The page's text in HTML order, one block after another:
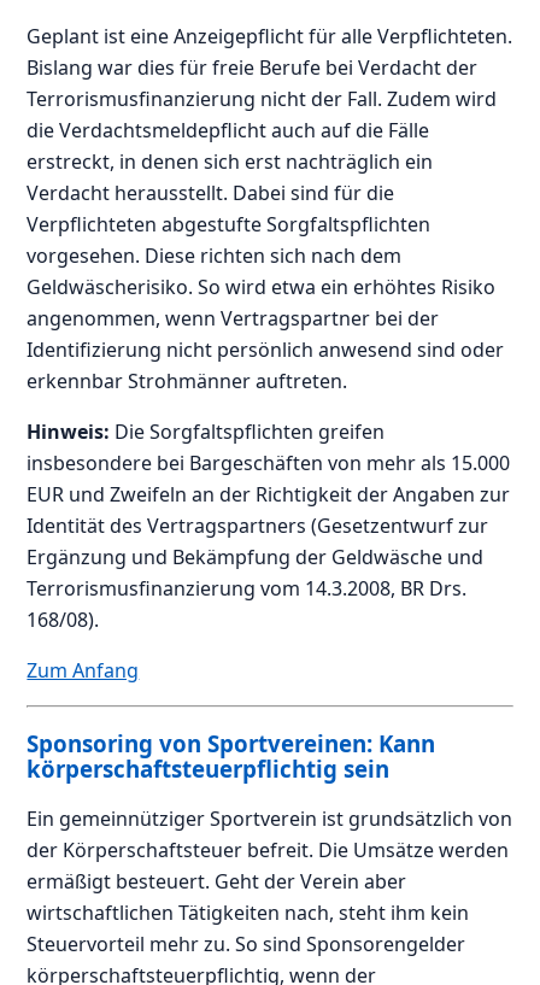
Geplant ist eine Anzeigepflicht für alle Verpflichteten.
Bislang war dies für freie Berufe bei Verdacht der
Terrorismusfinanzierung nicht der Fall. Zudem wird
die Verdachtsmeldepflicht auch auf die Fälle
erstreckt, in denen sich erst nachträglich ein
Verdacht herausstellt. Dabei sind für die
Verpflichteten abgestufte Sorgfaltspflichten
vorgesehen. Diese richten sich nach dem
Geldwäscherisiko. So wird etwa ein erhöhtes Risiko
angenommen, wenn Vertragspartner bei der
Identifizierung nicht persönlich anwesend sind oder
erkennbar Strohmänner auftreten.
Hinweis: Die Sorgfaltspflichten greifen
insbesondere bei Bargeschäften von mehr als 15.000
EUR und Zweifeln an der Richtigkeit der Angaben zur
Identität des Vertragspartners (Gesetzentwurf zur
Ergänzung und Bekämpfung der Geldwäsche und
Terrorismusfinanzierung vom 14.3.2008, BR Drs.
168/08).
Zum Anfang
Sponsoring von Sportvereinen: Kann
körperschaftsteuerpflichtig sein
Ein gemeinnütziger Sportverein ist grundsätzlich von
der Körperschaftsteuer befreit. Die Umsätze werden
ermäßigt besteuert. Geht der Verein aber
wirtschaftlichen Tätigkeiten nach, steht ihm kein
Steuervorteil mehr zu. So sind Sponsorengelder
körperschaftsteuerpflichtig, wenn der